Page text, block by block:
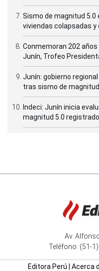
Sismo de magnitud 5.0
viviendas colapsadas y
Conmemoran 202
Junín, Trofeo
Junín: gobierno
tras sismo de
Indeci: Junín inicia
magnitud 5.0
Av.
Teléfono: (51-
Editora Perú Acerca